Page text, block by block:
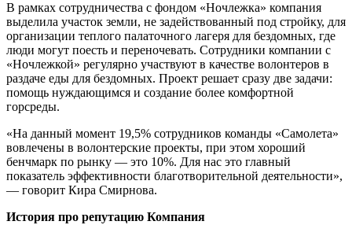
В рамках сотрудничества с фондом «Ночлежка» компания
выделила участок земли, не задействованный под стройку, для
организации теплого палаточного лагеря для бездомных, где
люди могут поесть и переночевать. Сотрудники компании с
«Ночлежкой» регулярно участвуют в качестве волонтеров в
раздаче еды для бездомных. Проект решает сразу две задачи:
помощь нуждающимся и создание более комфортной
горсреды.
«На данный момент 19,5% сотрудников команды «Самолета»
вовлечены в волонтерские проекты, при этом хороший
бенчмарк по рынку — это 10%. Для нас это главный
показатель эффективности благотворительной деятельности»,
— говорит Кира Смирнова.
История про репутацию Компания